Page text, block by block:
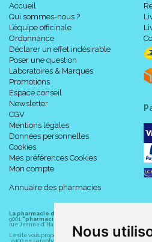
Nous
Accueil
Qui sommes-nous ?
L’équipe officinale
Ordonnance
Déclarer un effet indésirable
Poser une question
Laboratoires & Marques
Promotions
Espace conseil
Newsletter
CGV
Mentions légales
Données personnelles
Cookies
Mes préférences Cookies
Mon compte
Annuaire des pharmacies
La pharmacie du centre à Albert
9001. "pharmacie-du-centre-albert.fr "
rue Jeanne d' Harcourt, 80300 Albert.
Le site vous propose un large choix de plus de 11000
: 9400 en parapharmacie, animaux, orthopédie,